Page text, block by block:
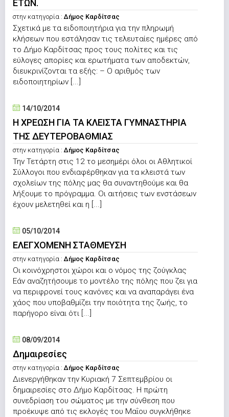
ΕΤΩΝ.
στην κατηγορία : Δήμος Καρδίτσας
Σχετικά με τα ειδοποιητήρια για την πληρωμή
κλήσεων που εστάλησαν τις τελευταίες ημέρες από
το Δήμο Καρδίτσας προς τους πολίτες και τις
εύλογες απορίες και ερωτήματα των αποδεκτών,
διευκρινίζονται τα εξής: – Ο αριθμός των
ειδοποιητηρίων [...]
14/10/2014
Η ΧΡΕΩΣΗ ΓΙΑ ΤΑ ΚΛΕΙΣΤΑ ΓΥΜΝΑΣΤΗΡΙΑ
ΤΗΣ ΔΕΥΤΕΡΟΒΑΘΜΙΑΣ
στην κατηγορία : Δήμος Καρδίτσας
Την Τετάρτη στις 12 το μεσημέρι όλοι οι Αθλητικοί
Σύλλογοι που ενδιαφέρθηκαν για τα κλειστά των
σχολείων της πόλης μας θα συναντηθούμε και θα
λήξουμε το πρόγραμμα. Οι αιτήσεις των ενστάσεων
έχουν μελετηθεί και η [...]
05/10/2014
ΕΛΕΓΧΟΜΕΝΗ ΣΤΑΘΜΕΥΣΗ
στην κατηγορία : Δήμος Καρδίτσας
Οι κοινόχρηστοι χώροι και ο νόμος της ζούγκλας
Εάν αναζητήσουμε το μοντέλο της πόλης που ζει για
να περιφρονεί τους κανόνες και να αναπαράγει ένα
χάος που υποβαθμίζει την ποιότητα της ζωής, το
παρήγορο είναι ότι [...]
08/09/2014
Δημαιρεσίες
στην κατηγορία : Δήμος Καρδίτσας
Διενεργήθηκαν την Κυριακή 7 Σεπτεμβρίου οι
δημαιρεσίες στο Δήμο Καρδίτσας. Η πρώτη
συνεδρίαση του σώματος με την σύνθεση που
προέκυψε από τις εκλογές του Μαΐου συγκλήθηκε